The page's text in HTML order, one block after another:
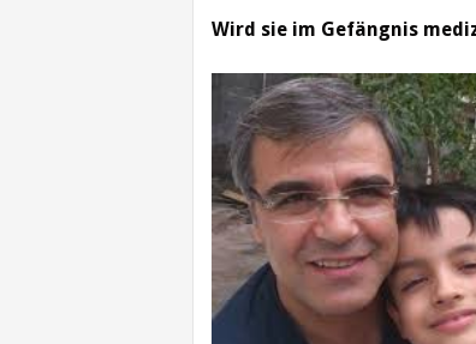
Wird sie im Gefängnis